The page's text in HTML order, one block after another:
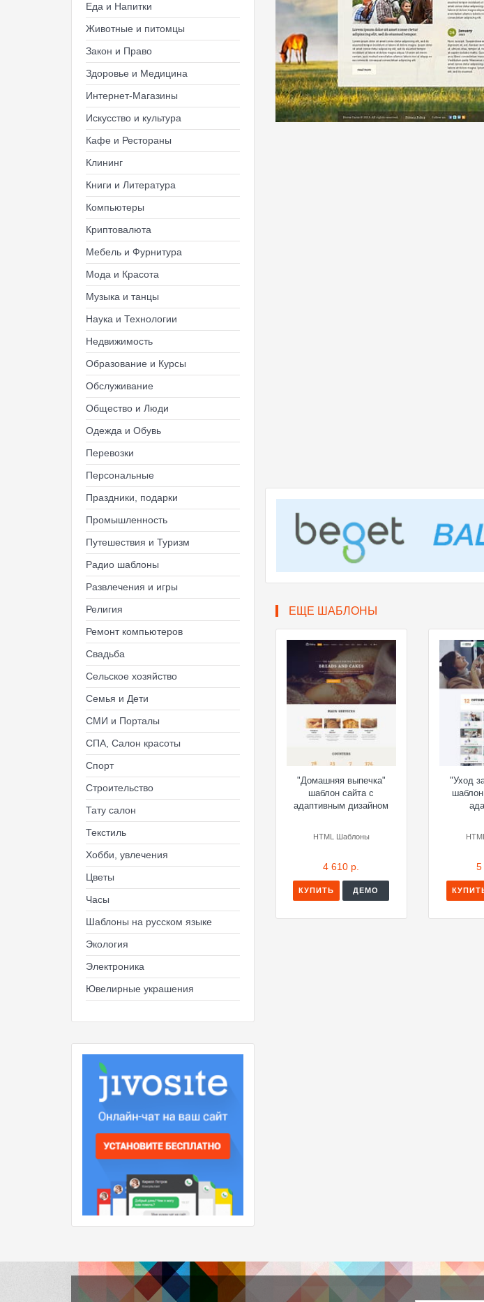
Еда и Напитки
Животные и питомцы
Закон и Право
Здоровье и Медицина
Интернет-Магазины
Искусство и культура
Кафе и Рестораны
Клининг
Книги и Литература
Компьютеры
Криптовалюта
Мебель и Фурнитура
Мода и Красота
Музыка и танцы
Наука и Технологии
Недвижимость
Образование и Курсы
Обслуживание
Общество и Люди
Одежда и Обувь
Перевозки
Персональные
Праздники, подарки
Промышленность
Путешествия и Туризм
Радио шаблоны
Развлечения и игры
Религия
Ремонт компьютеров
Свадьба
Сельское хозяйство
Семья и Дети
СМИ и Порталы
СПА, Салон красоты
Спорт
Строительство
Тату салон
Текстиль
Хобби, увлечения
Цветы
Часы
Шаблоны на русском языке
Экология
Электроника
Ювелирные украшения
ЕЩЕ ШАБЛОНЫ
"Домашняя выпечка"
шаблон сайта с
адаптивным дизайном
HTML Шаблоны
4 610 р.
КУПИТЬ ДЕМО
"Уход
шаблон
5